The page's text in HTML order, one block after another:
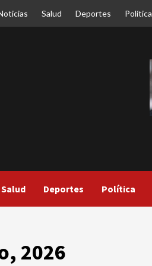
Salud Deportes Política
Salud Deportes Política
2026